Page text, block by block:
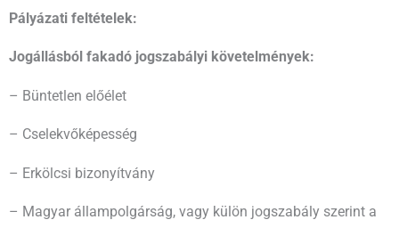
Pályázati feltételek:
Jogállásból fakadó jogszabályi követelmények:
– Büntetlen előélet
– Cselekvőképesség
– Erkölcsi bizonyítvány
– Magyar állampolgárság, vagy külön jogszabály szerint a